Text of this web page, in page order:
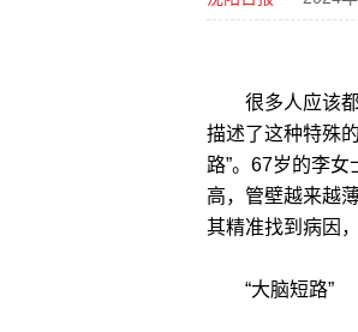
很多人应该都有
描述了这种特殊
路”。67岁的李
高，管壁越来越
其精准找到病因
“大脑短路”